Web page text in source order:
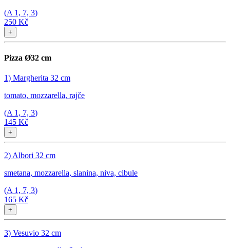
(A 1, 7, 3)
250 Kč
+
Pizza Ø32 cm
1) Margherita 32 cm
tomato, mozzarella, rajče
(A 1, 7, 3)
145 Kč
+
2) Albori 32 cm
smetana, mozzarella, slanina, niva, cibule
(A 1, 7, 3)
165 Kč
+
3) Vesuvio 32 cm